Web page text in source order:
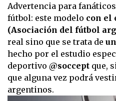
Advertencia para
fútbol: este modelo con el
(Asociación del fútbol
real sino que se trata de
hecho por el estudio
deportivo @soccept que,
que alguna vez podrá
argentinos.